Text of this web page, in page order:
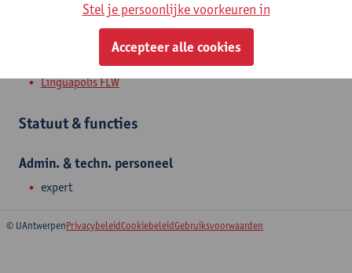
Linguapolis FLW
Statuut & functies
Admin. & techn. personeel
expert
© UAntwerpenPrivacybeleidCookiebeleidGebruiksvoorwaarden
Stel je persoonlijke voorkeuren in
Accepteer alle cookies